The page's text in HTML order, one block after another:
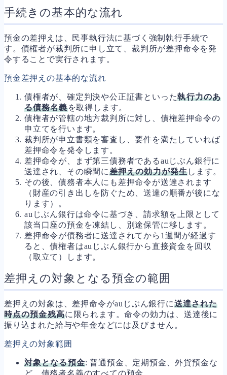
手続701
私的整理151
法的整理476
債権者対応 19
換価・競売 55
手続きの基本的な流れ
預金の差押えは、民事執行法に基づく強制執行手続で
す。債権者が裁判所に申し立て、裁判所が差押命令を発
令することで実行されます。
預金差押えの基本的な流れ
債権者が、確定判決や公正証書といった執行力のあ
る債務名義を取得します。
債権者が管轄の地方裁判所に対し、債権差押命令の
申立てを行います。
裁判所が申立書類を審査し、要件を満たしていれば
差押命令を発令します。
差押命令が、まず第三債務者であるauじぶん銀行に
送達され、その瞬間に差押えの効力が発生します。
その後、債務者本人にも差押命令が送達されます
（財産の引き出しを防ぐため、送達の順番が後にな
ります）。
auじぶん銀行は命令に基づき、請求額を上限として
該当口座の預金を凍結し、別途保管に移します。
差押命令が債務者に送達されてから1週間が経過す
ると、債権者はauじぶん銀行から直接資金を回収
（取立て）します。
差押えの対象となる預金の範囲
差押えの対象は、差押命令がauじぶん銀行に送達された
時点の預金残高に限られます。命令の効力は、送達後に
振り込まれた給与や年金などには及びません。
差押えの対象範囲
対象となる預金: 普通預金、定期預金、外貨預金な
ど、債務者名義のすべての預金。